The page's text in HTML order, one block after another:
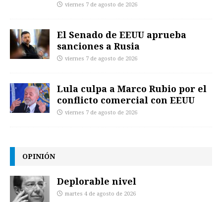
viernes 7 de agosto de 2026
El Senado de EEUU aprueba
sanciones a Rusia
viernes 7 de agosto de 2026
Lula culpa a Marco Rubio por el
conflicto comercial con EEUU
viernes 7 de agosto de 2026
OPINIÓN
Deplorable nivel
martes 4 de agosto de 2026